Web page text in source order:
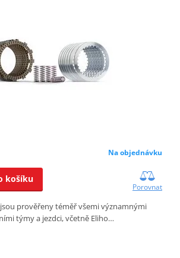
Na objednávku
košíku
Porovnat
prověřeny téměř všemi významnými
týmy a jezdci, včetně Eliho…